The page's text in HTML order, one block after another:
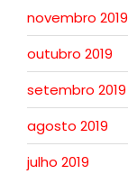
novembro 2019
outubro 2019
setembro 2019
agosto 2019
julho 2019